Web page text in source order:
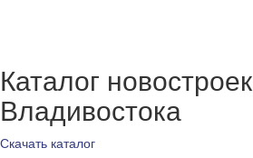
Каталог новостроек
Владивостока
Скачать каталог